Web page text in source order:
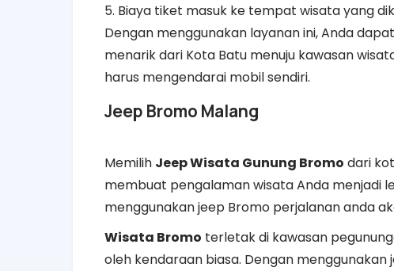
5. Biaya tiket masuk ke tempat wisata yang
Dengan menggunakan layanan ini, Anda
menarik dari Kota Batu menuju kawasan
harus mengendarai mobil sendiri.
Jeep Bromo Malang
Memilih Jeep Wisata Gunung Bromo dari
membuat pengalaman wisata Anda menjadi
menggunakan jeep Bromo perjalanan anda
Wisata Bromo terletak di kawasan
oleh kendaraan biasa. Dengan